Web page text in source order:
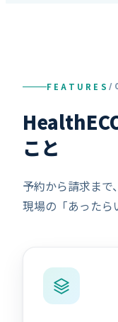
FEATURES /
こと
予約から請求まで
現場の「あったら